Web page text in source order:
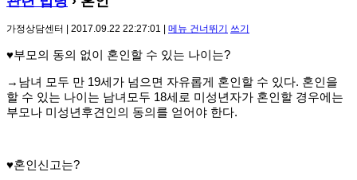
가정상담센터 | 2017.09.22 22:27:01 | 메뉴 건너뛰기 쓰기
♥부모의 동의 없이 혼인할 수 있는 나이는?
→남녀 모두 만 19세가 넘으면 자유롭게 혼인할 수 있다. 혼인을
할 수 있는 나이는 남녀모두 18세로 미성년자가 혼인할 경우에는
부모나 미성년후견인의 동의를 얻어야 한다.
♥혼인신고는?